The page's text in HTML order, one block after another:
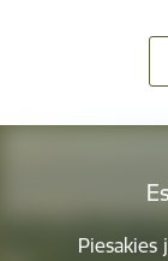
Piesakies